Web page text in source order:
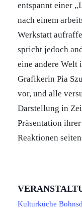
entspannt einer
nach einem
Werkstatt
spricht jedoch
eine andere Welt
Grafikerin Pia
vor, und alle
Darstellung in
Präsentation
Reaktionen
Kulturküche